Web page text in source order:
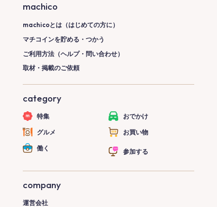
machico
machicoとは（はじめての方に）
マチコインを貯める・つかう
ご利用方法（ヘルプ・問い合わせ）
取材・掲載のご依頼
category
特集 おでかけ
グルメ お買い物
働く 参加する
company
運営会社